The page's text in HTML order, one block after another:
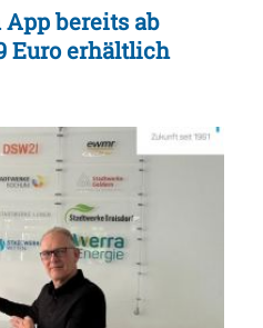
bereits ab
Euro erhältlich